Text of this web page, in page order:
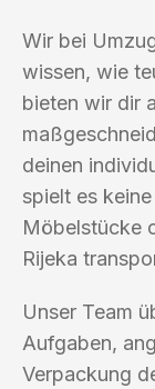
Wir bei
wissen, wie
bieten wir dir
deinen
spielt es
Möbelstücke
Rijeka
Unser Team
Aufgaben,
Verpackung